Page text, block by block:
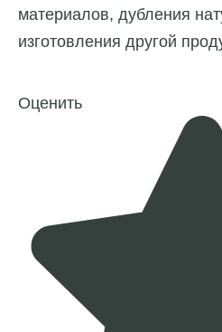
материалов, дубления
изготовления другой
Оценить